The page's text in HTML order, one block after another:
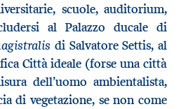
scuole, auditorium,
al Palazzo ducale di
di Salvatore Settis, al
Città ideale (forse una città
dell’uomo ambientalista,
di vegetazione, se non come